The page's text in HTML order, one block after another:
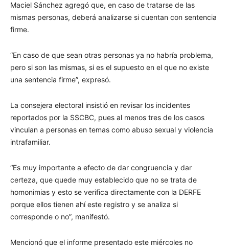
Maciel Sánchez agregó que, en caso de tratarse de las
mismas personas, deberá analizarse si cuentan con sentencia
firme.
“En caso de que sean otras personas ya no habría problema,
pero si son las mismas, si es el supuesto en el que no existe
una sentencia firme”, expresó.
La consejera electoral insistió en revisar los incidentes
reportados por la SSCBC, pues al menos tres de los casos
vinculan a personas en temas como abuso sexual y violencia
intrafamiliar.
“Es muy importante a efecto de dar congruencia y dar
certeza, que quede muy establecido que no se trata de
homonimias y esto se verifica directamente con la DERFE
porque ellos tienen ahí este registro y se analiza si
corresponde o no”, manifestó.
Mencionó que el informe presentado este miércoles no